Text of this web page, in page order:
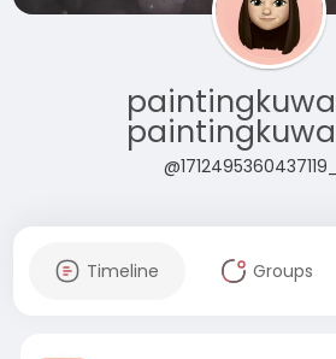
Timeline Groups